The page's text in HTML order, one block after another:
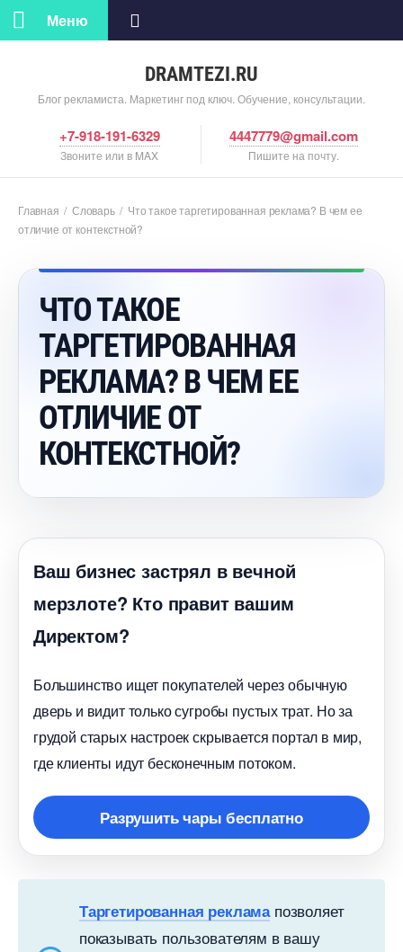
DRAMTEZI.RU
Блог рекламиста. Маркетинг под ключ. Обучение, консультации.
Меню
+7-918-191-6329
Звоните или в MAX
4447779@gmail.com
Пишите на почту.
Главная / Словарь/ Что такое таргетированная реклама? В чем ее
отличие от контекстной?
ЧТО ТАКОЕ
ТАРГЕТИРОВАННАЯ
РЕКЛАМА? В ЧЕМ ЕЕ
ОТЛИЧИЕ ОТ
КОНТЕКСТНОЙ?
аш бизнес застрял в вечной
мерзлоте? Кто правит вашим
Директом?
Большинство ищет покупателей через обычную
дверь и видит только сугробы пустых трат. Но за
рудой старых настроек скрывается портал в мир,
де клиенты идут бесконечным потоком.
Разрушить чары бесплатно
Таргетированная рекламапозволяет
показывать пользователям в вашу